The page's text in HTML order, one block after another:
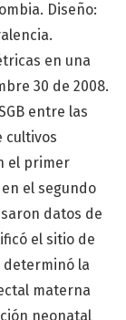
Diseño:
en una
30 de 2008.
entre las
cultivos
el primer
el segundo
datos de
el sitio de
determinó la
materna
neonatal